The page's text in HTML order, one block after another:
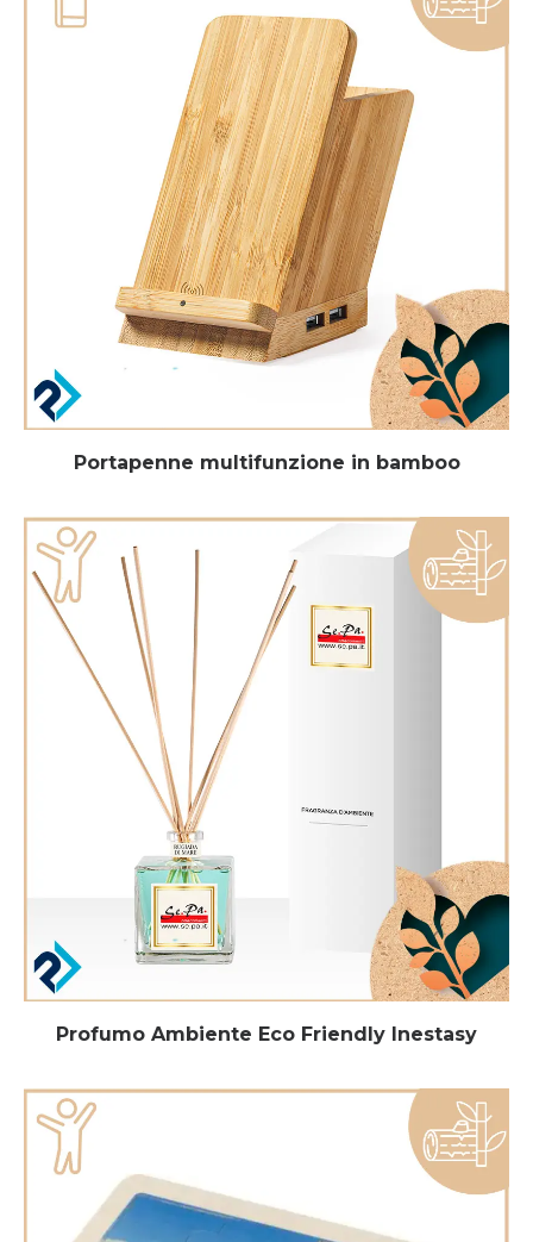
Portapenne multifunzione in bamboo
Profumo Ambiente Eco Friendly Inestasy